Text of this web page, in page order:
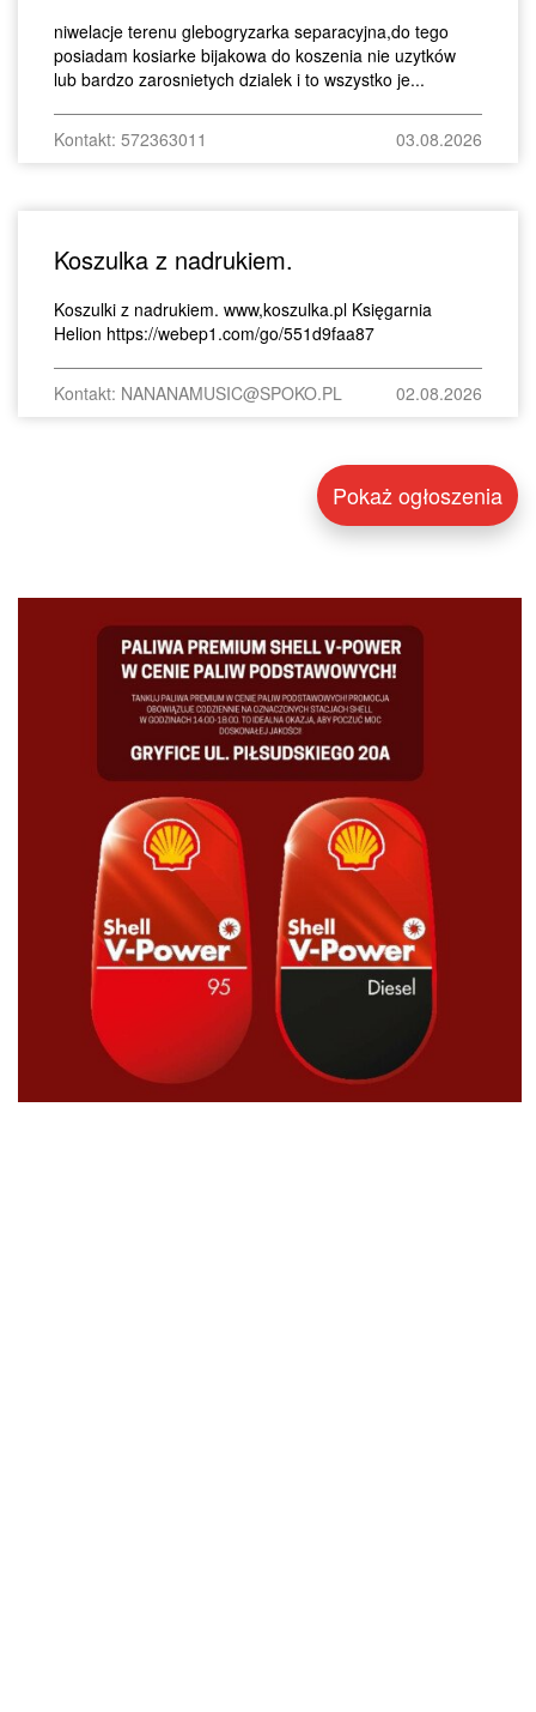
niwelacje terenu glebogryzarka separacyjna,do tego
posiadam kosiarke bijakowa do koszenia nie uzytków
lub bardzo zarosnietych dzialek i to wszystko je...
Kontakt: 572363011 03.08.2026
Koszulka z nadrukiem.
Koszulki z nadrukiem. www,koszulka.pl Księgarnia
Helion https://webep1.com/go/551d9faa87
Kontakt: NANANAMUSIC@SPOKO.PL 02.08.2026
Pokaż ogłoszenia